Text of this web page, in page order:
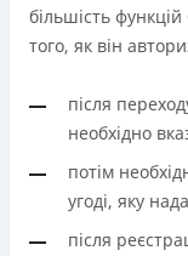
більшість функцій
того, як він
після
необхідно
потім
угоді, яку
після